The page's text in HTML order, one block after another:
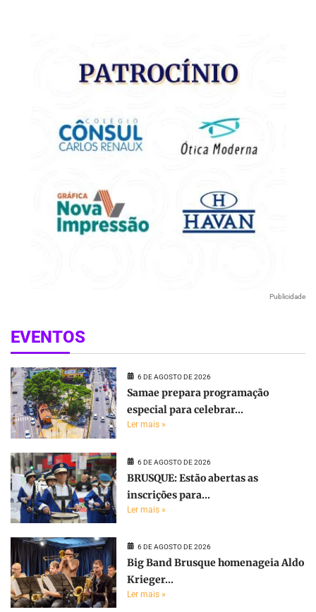
Publicidade
EVENTOS
6 DE AGOSTO DE 2026
Samae prepara programação
especial para celebrar...
Ler mais »
6 DE AGOSTO DE 2026
BRUSQUE: Estão abertas as
inscrições para...
Ler mais »
6 DE AGOSTO DE 2026
Big Band Brusque homenageia Aldo
Krieger...
Ler mais »